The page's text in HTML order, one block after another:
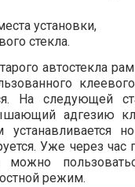
установки,
стекла.
автостекла
На следующей
адгезию
устанавливается
Уже через час
режим.